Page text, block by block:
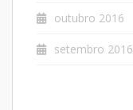
outubro 2016
setembro 2016